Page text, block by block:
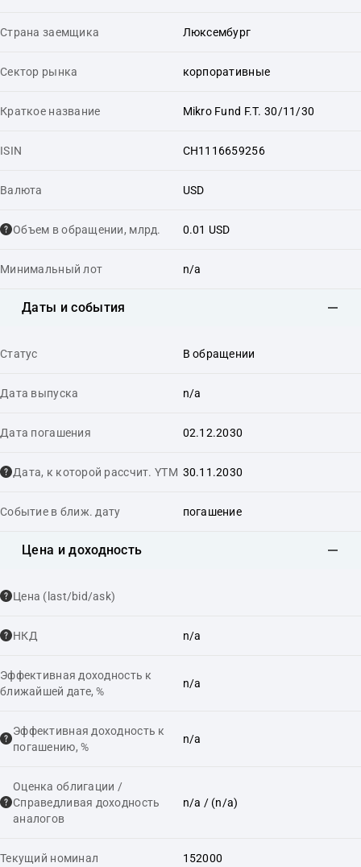
Страна заемщика Люксембург
Сектор рынка корпоративные
Краткое название Mikro Fund F.T. 30/11/30
ISIN CH1116659256
Валюта USD
Объем в обращении, млрд. 0.01 USD
Минимальный лот n/a
Даты и события
Статус В обращении
Дата выпуска n/a
Дата погашения 02.12.2030
Дата, к которой рассчит. YTM 30.11.2030
Событие в ближ. дату погашение
Цена и доходность
Цена (last/bid/ask)
НКД n/a
Эффективная доходность к
ближайшей дате, %
n/a
Эффективная доходность к
погашению, %
n/a
Оценка облигации /
Справедливая доходность
аналогов
n/a / (n/a)
Текущий номинал 152000